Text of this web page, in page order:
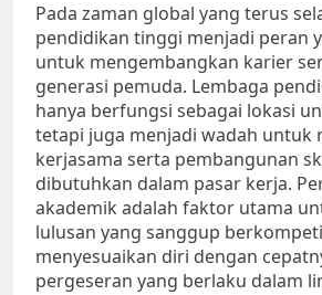
Pada zaman global yang terus
pendidikan tinggi menjadi peran
untuk mengembangkan karier
generasi pemuda. Lembaga
hanya berfungsi sebagai lokasi
tetapi juga menjadi wadah untuk
kerjasama serta pembangunan
dibutuhkan dalam pasar kerja.
akademik adalah faktor utama
lulusan yang sanggup
menyesuaikan diri dengan
pergeseran yang berlaku dalam